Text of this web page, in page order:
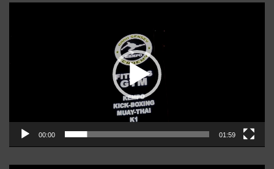
00:00 01:59